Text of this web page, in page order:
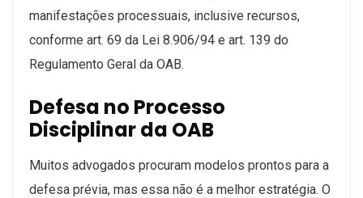
manifestações processuais, inclusive recursos,
conforme art. 69 da Lei 8.906/94 e art. 139 do
Regulamento Geral da OAB.
Defesa no Processo
Disciplinar da OAB
Muitos advogados procuram modelos prontos para a
defesa prévia, mas essa não é a melhor estratégia. O